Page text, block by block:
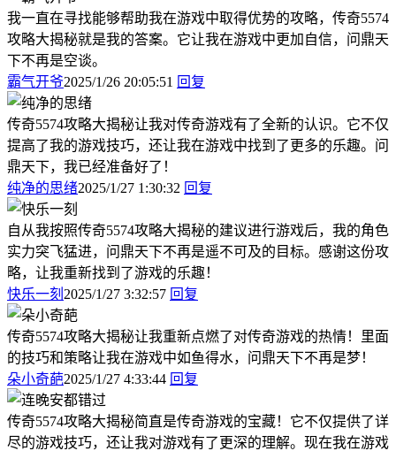
我一直在寻找能够帮助我在游戏中取得优势的攻略，传奇5574
攻略大揭秘就是我的答案。它让我在游戏中更加自信，问鼎天
下不再是空谈。
霸气开爷2025/1/26 20:05:51 回复
传奇5574攻略大揭秘让我对传奇游戏有了全新的认识。它不仅
提高了我的游戏技巧，还让我在游戏中找到了更多的乐趣。问
鼎天下，我已经准备好了！
纯净的思绪2025/1/27 1:30:32 回复
自从我按照传奇5574攻略大揭秘的建议进行游戏后，我的角色
实力突飞猛进，问鼎天下不再是遥不可及的目标。感谢这份攻
略，让我重新找到了游戏的乐趣！
快乐一刻 2025/1/27 3:32:57 回复
传奇5574攻略大揭秘让我重新点燃了对传奇游戏的热情！里面
的技巧和策略让我在游戏中如鱼得水，问鼎天下不再是梦！
朵小奇葩2025/1/27 4:33:44 回复
传奇5574攻略大揭秘简直是传奇游戏的宝藏！它不仅提供了详
尽的游戏技巧，还让我对游戏有了更深的理解。现在我在游戏